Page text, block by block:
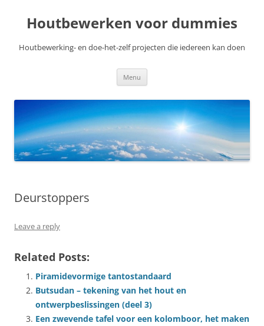
content
Houtbewerken voor dummies
Houtbewerking- en doe-het-zelf projecten die iedereen kan doen
Menu
Deurstoppers
Leave a reply
Related Posts:
Piramidevormige tantostandaard
Butsudan – tekening van het hout en
ontwerpbeslissingen (deel 3)
Een zwevende tafel voor een kolomboor, het maken